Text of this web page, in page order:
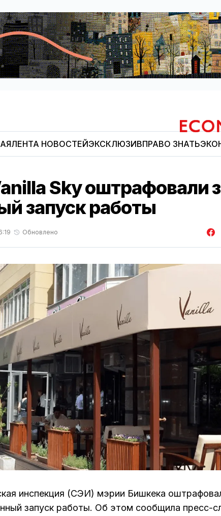
ЛЕНТА НОВОСТЕЙЭКСКЛЮЗИВПРАВО ЗНАТЬ
Sky оштрафовали
запуск работы
Обновлено
инспекция (СЭИ) мэрии Бишкека
запуск работы. Об этом сообщила пресс-